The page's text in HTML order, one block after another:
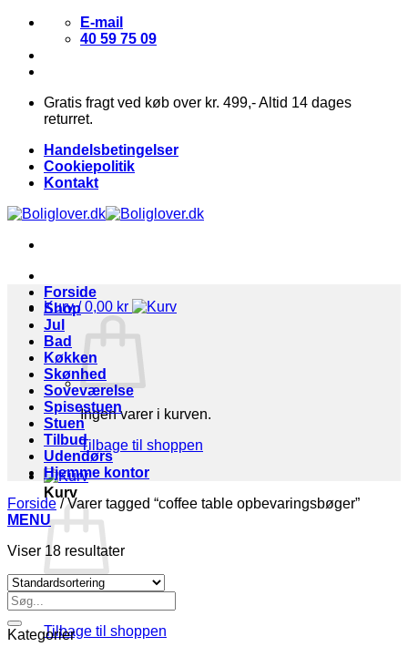
Fortsæt
indhold
E-mail
40 59 75 09
Gratis fragt ved køb over kr. 499,- Altid 14 dages
returret.
Handelsbetingelser
Cookiepolitik
Kontakt
Kurv /0,00 kr
Ingen varer i kurven.
Tilbage til shoppen
Kurv
Tilbage til shoppen
Forside
Shop
Jul
Bad
Køkken
Skønhed
Soveværelse
Spisestuen
Stuen
Tilbud
Udendørs
Hjemme kontor
Forside /Varer tagged “coffee table opbevaringsbøger”
MENU
Viser 18 resultater
Søg
efter:
Kategorier